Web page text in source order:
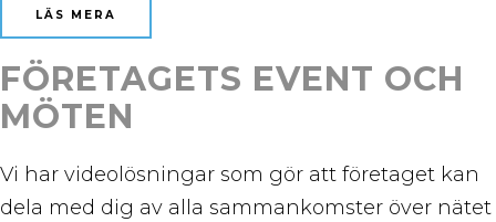
LÄS MERA
FÖRETAGETS EVENT OCH
MÖTEN
Vi har videolösningar som gör att företaget kan
dela med dig av alla sammankomster över nätet